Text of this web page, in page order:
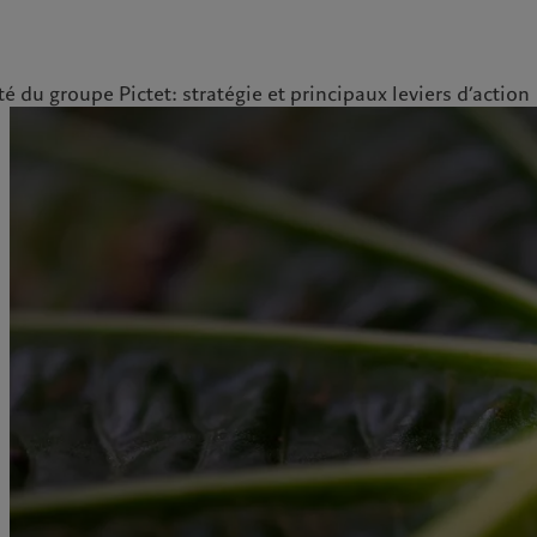
Hong Kong SAR
香港特別行
香港特别行政区
Singapore|新加坡
Asset management
Commentaires et
Publications récentes
S’abonner à la newsletter
Gestion des cookiesProtection des données
du groupe Pictet: stratégie et principaux leviers d’action